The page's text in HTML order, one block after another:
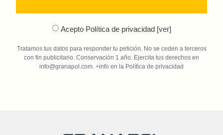
Acepto Política de privacidad[ver]
Tratamos tus datos para responder tu petición. No se ceden a terceros
con fin publicitario. Conservación 1 año. Ejercita tus derechos en
info@granapol.com. +info en la Política de privacidad